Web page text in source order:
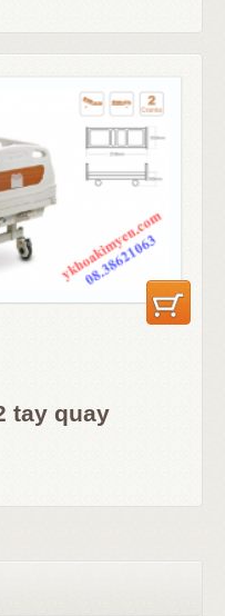
tay quay